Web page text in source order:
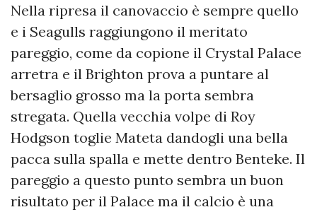
Nella ripresa il canovaccio è sempre quello
e i Seagulls raggiungono il meritato
pareggio, come da copione il Crystal Palace
arretra e il Brighton prova a puntare al
bersaglio grosso ma la porta sembra
stregata. Quella vecchia volpe di Roy
Hodgson toglie Mateta dandogli una bella
pacca sulla spalla e mette dentro Benteke. Il
pareggio a questo punto sembra un buon
risultato per il Palace ma il calcio è una